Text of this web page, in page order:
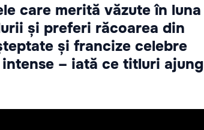
care merită văzute în luna
și preferi răcoarea din
și francize celebre
– iată ce titluri ajung